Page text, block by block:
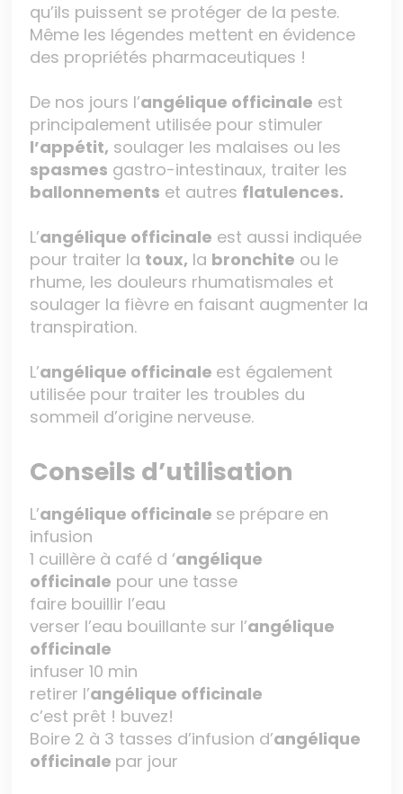
qu’ils puissent se protéger de la peste.
Même les légendes mettent en évidence
des propriétés pharmaceutiques !
De nos jours l’angélique officinale est
principalement utilisée pour stimuler
l’appétit, soulager les malaises ou les
spasmes gastro-intestinaux, traiter les
ballonnements et autres flatulences.
L’angélique officinale est aussi indiquée
pour traiter la toux, la bronchite ou le
rhume, les douleurs rhumatismales et
soulager la fièvre en faisant augmenter la
transpiration.
L’angélique officinale est également
utilisée pour traiter les troubles du
sommeil d’origine nerveuse.
Conseils d’utilisation
L’angélique officinale se prépare en
infusion
1 cuillère à café d ‘angélique
officinale pour une tasse
faire bouillir l’eau
verser l’eau bouillante sur l’angélique
officinale
infuser 10 min
retirer l’angélique officinale
c’est prêt ! buvez!
Boire 2 à 3 tasses d’infusion d’angélique
officinale par jour